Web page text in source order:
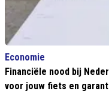
Economie
Financiële nood bij
voor jouw fiets en